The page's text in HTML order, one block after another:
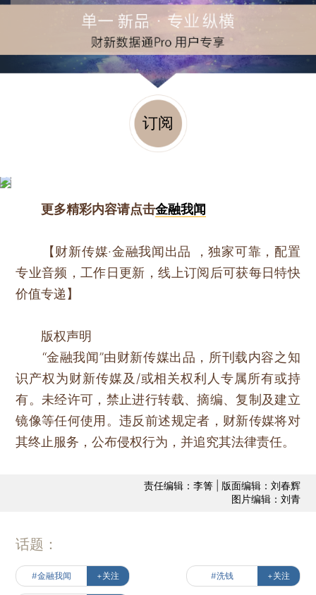
订阅
更多精彩内容请点击金融我闻
【财新传媒·金融我闻出品 ，独家可靠，配置
专业音频，工作日更新，线上订阅后可获每日特快
价值专递】
版权声明
“金融我闻”由财新传媒出品，所刊载内容之知
识产权为财新传媒及/或相关权利人专属所有或持
有。未经许可，禁止进行转载、摘编、复制及建立
镜像等任何使用。违反前述规定者，财新传媒将对
其终止服务，公布侵权行为，并追究其法律责任。
责任编辑：李箐 | 版面编辑：刘春辉
图片编辑：刘青
话题：
#金融我闻 +关注 #洗钱 +关注